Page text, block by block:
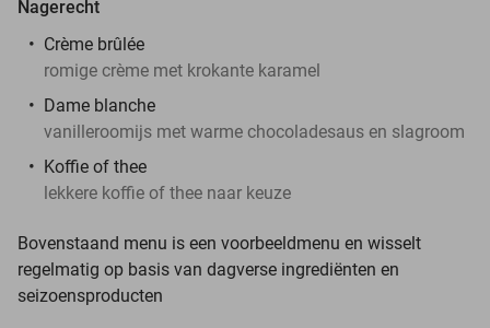
Nagerecht
Crème brûlée
romige crème met krokante karamel
Dame blanche
vanilleroomijs met warme chocoladesaus en slagroom
Koffie of thee
lekkere koffie of thee naar keuze
Bovenstaand menu is een voorbeeldmenu en wisselt
regelmatig op basis van dagverse ingrediënten en
seizoensproducten